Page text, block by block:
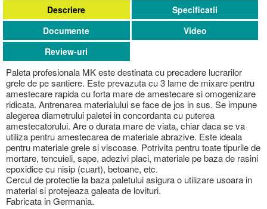
Descriere
Paleta profesionala MK este destinata cu precadere lucrarilor
grele de pe santiere. Este prevazuta cu 3 lame de mixare pentru
amestecare rapida cu forta mare de amestecare si omogenizare
ridicata. Antrenarea materialului se face de jos in sus. Se impune
alegerea diametrului paletei in concordanta cu puterea
amestecatorului. Are o durata mare de viata, chiar daca se va
utiliza pentru amestecarea de materiale abrazive. Este ideala
pentru materiale grele si viscoase. Potrivita pentru toate tipurile de
mortare, tencuieli, sape, adezivi placi, materiale pe baza de rasini
epoxidice cu nisip (cuart), betoane, etc.
Cercul de protectie la baza paletului asigura o utilizare usoara in
material si protejeaza galeata de lovituri.
Fabricata in Germania.
Specificatii
Documente
Video
Review-uri